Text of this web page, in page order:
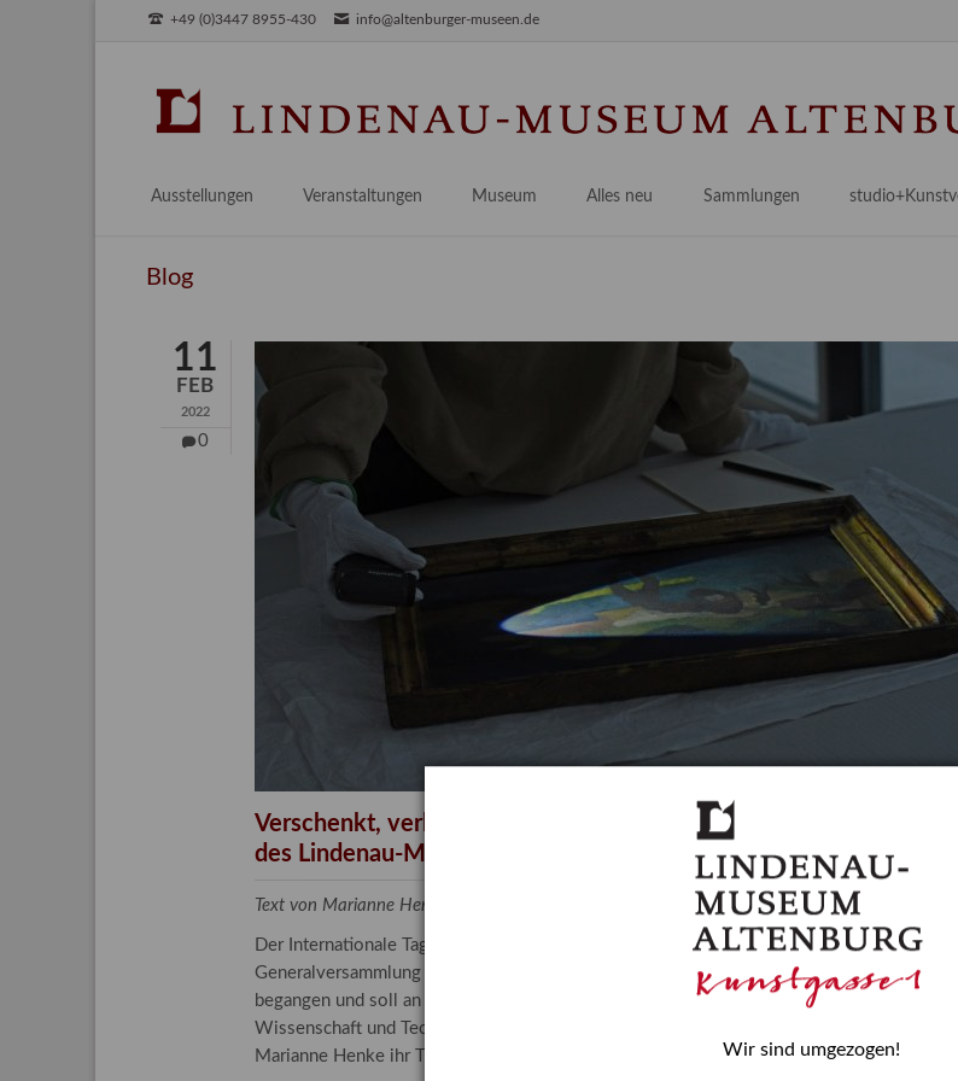
+49 (0)3447 8955-430 info@altenburger-museen.de
Ausstellungen
Aktuell
Veranstaltungen Museum
Praktikum / Praxisprojekt
Bestandskataloge & Editionen
Gesamtverzeichnis
Kalender
Alles neu
Provenienzforschung
Kulturelle Vermittlung
Länderübergreifende kulturtouristische Ziele
Sammlungen
Malerei 17.–19. Jh.
Deutsche Malerei 20./21. Jh.
Grafische Sammlung
Kunstbibliothek
Restaurierung
Forschung
Angebote für
Angebote für
Blog
11
FEB
2022
0
Verschenkt, verkauft, vergessen? – Kunstdetektivinnen im
des Lindenau-Museums
Text von Marianne Henke, Provenienzforscherin am Lindenau-Museum Altenburg
Der Internationale Tag der Frauen und Mädchen in der Wissenschaft wurde 2015 in der
Generalversammlung der Vereinten Nationen beschlossen. Er wird jährlich am 11. Februar
begangen und soll an die entscheidende Rolle erinnern, die Mädchen und Frauen in
Wissenschaft und Technologie spielen. In ihrem Blogbeitrag stellt Provenienzforscherin
Marianne Henke ihr Tätigkeitsfeld vor.
Wir sind umgezogen!